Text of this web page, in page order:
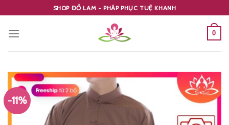
to
content
SHOP ĐỒ LAM - PHÁP PHỤC TUỆ KHANH
0
-11%